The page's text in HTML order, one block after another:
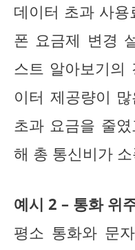
데이터 초과 사용
폰 요금제 변경
스트 알아보기의
이터 제공량이
초과 요금을 줄
해 총 통신비가
예시 2 – 통화 위
평소 통화와 문